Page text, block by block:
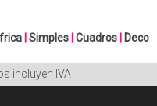
| Simples| Cuadros| Deco
incluyen IVA